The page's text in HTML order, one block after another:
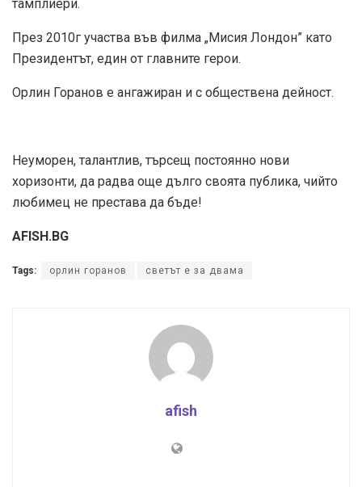
тамплиери.
През 2010г участва във филма „Мисия Лондон” като
Президентът, един от главните герои.
Орлин Горанов е ангажиран и с обществена дeйност.
Неуморен, талантлив, търсещ постоянно нови
хоризонти, да радва още дълго своята публика, чийто
любимец не престава да бъде!
AFISH.BG
Tags: орлин горанов светът е за двама
afish